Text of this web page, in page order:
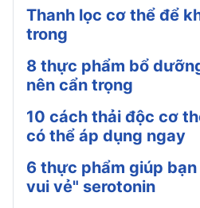
Thanh lọc cơ thể để
trong
8 thực phẩm bổ
nên cẩn trọng
10 cách thải độc cơ
có thể áp dụng ngay
6 thực phẩm giúp
vui vẻ" serotonin